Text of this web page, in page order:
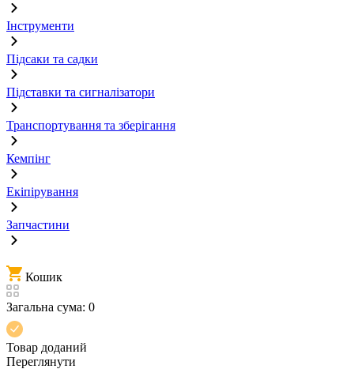
Інструменти
Підсаки та садки
Підставки та сигналізатори
Транспортування та зберігання
Кемпінг
Екіпірування
Запчастини
Кошик
Загальна сума: 0
Товар доданий
Переглянути